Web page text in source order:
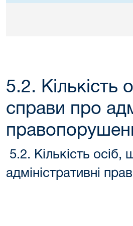
5.2. Кількість
справи про
5.2. Кількість
адміністративні